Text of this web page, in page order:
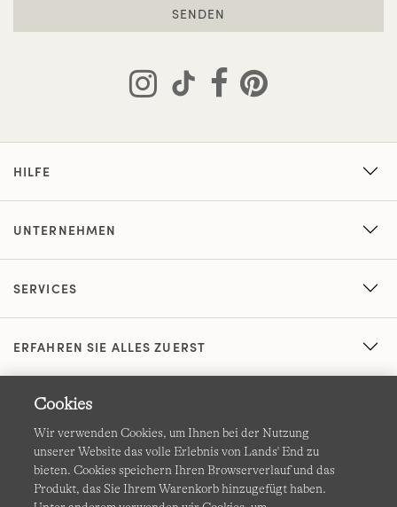
SENDEN
HILFE
UNTERNEHMEN
SERVICES
ERFAHREN SIE ALLES ZUERST
AGB Datenschutz & Sicherheit
Cookies
Wir verwenden Cookies, um Ihnen bei der Nutzung
unserer Website das volle Erlebnis von Lands' End zu
bieten. Cookies speichern Ihren Browserverlauf und das
Produkt, das Sie Ihrem Warenkorb hinzugefügt haben.